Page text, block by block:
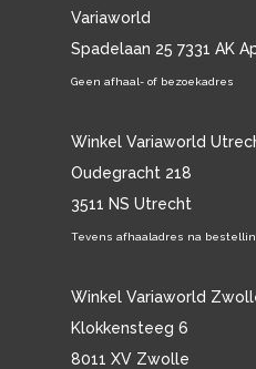
Variaworld
Spadelaan 25 7331 AK
Geen afhaal- of bezoekadres
Winkel Variaworld
Oudegracht 218
3511 NS Utrecht
Tevens afhaaladres na
Winkel Variaworld
Klokkensteeg 6
8011 XV Zwolle